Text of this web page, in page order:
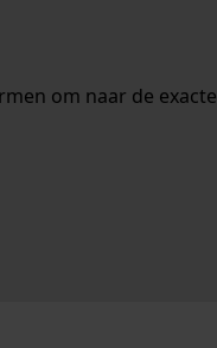
om naar de exacte